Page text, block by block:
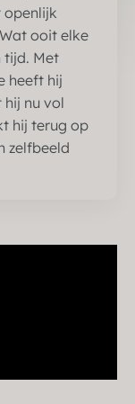
openlijk
ooit elke
tijd. Met
heeft hij
nu vol
hij terug op
zelfbeeld